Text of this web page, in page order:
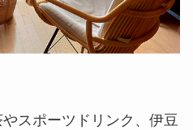
スポーツドリンク、伊豆